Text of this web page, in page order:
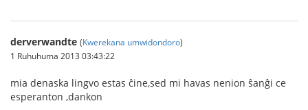
derverwandte (Kwerekana umwidondoro)
1 Ruhuhuma 2013 03:43:22
mia denaska lingvo estas ĉine,sed mi havas nenion ŝanĝi ce
esperanton ,dankon